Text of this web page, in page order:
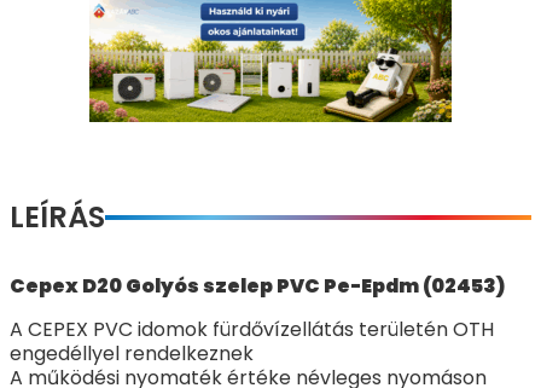
LEÍRÁS
Cepex D20 Golyós szelep PVC Pe-Epdm (02453)
A CEPEX PVC idomok fürdővízellátás területén OTH
engedéllyel rendelkeznek
A működési nyomaték értéke névleges nyomáson